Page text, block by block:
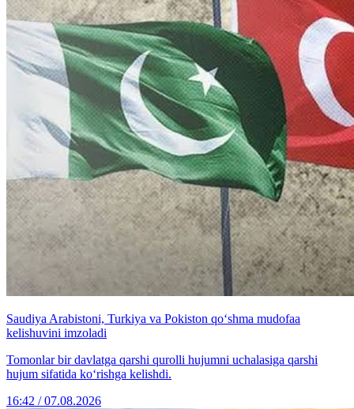
Saudiya Arabistoni, Turkiya va Pokiston qo‘shma mudofaa
kelishuvini imzoladi
Tomonlar bir davlatga qarshi qurolli hujumni uchalasiga qarshi
hujum sifatida ko‘rishga kelishdi.
16:42 / 07.08.2026